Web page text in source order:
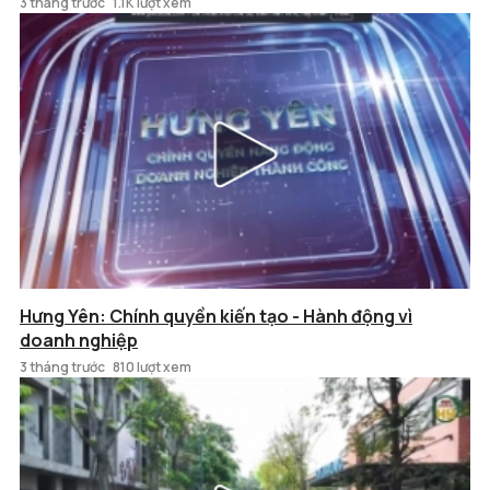
Hưng Yên: Chính quyền kiến tạo - Hành động vì
doanh nghiệp
3 tháng trước 810 lượt xem